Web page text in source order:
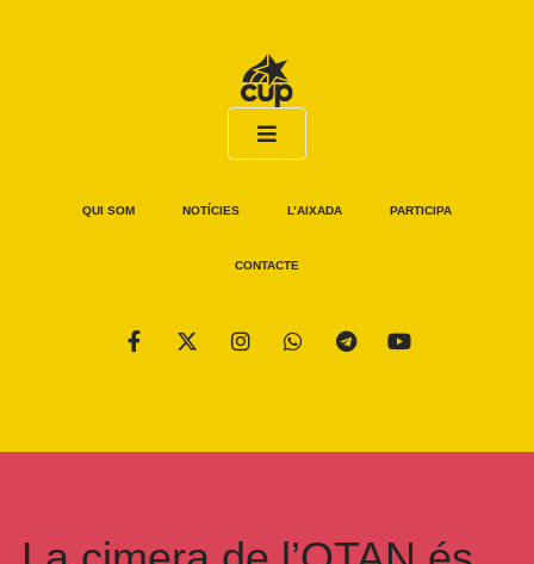
QUI SOM NOTÍCIES L’AIXADA PARTICIPA
CONTACTE